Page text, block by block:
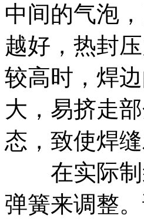
中间的气泡
越好，热封
较高时，焊
大，易挤走
态，致使焊
在实际制
弹簧来调整